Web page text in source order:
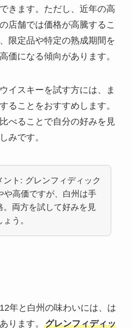
きます。ただし、近年の高
店舗では価格が高騰するこ
限定品や特定の熟成期間を
価になる傾向があります。
イスキーを試す方には、ま
ることをおすすめします。
べることで自分の好みを見
みです。
ント: グレンフィディック
や高価ですが、白州は手
。両方を試して好みを見
う。
年と白州の味わいには、は
ります。 グレンフィディッ